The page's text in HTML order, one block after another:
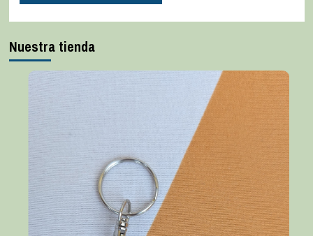
Nuestra tienda